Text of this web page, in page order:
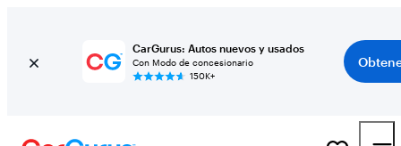
CarGurus: Autos nuevos y usados
Con Modo de concesionario
150K+